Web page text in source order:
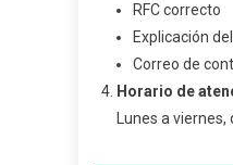
RFC correcto
Explicación
Correo de
Horario de
Lunes a